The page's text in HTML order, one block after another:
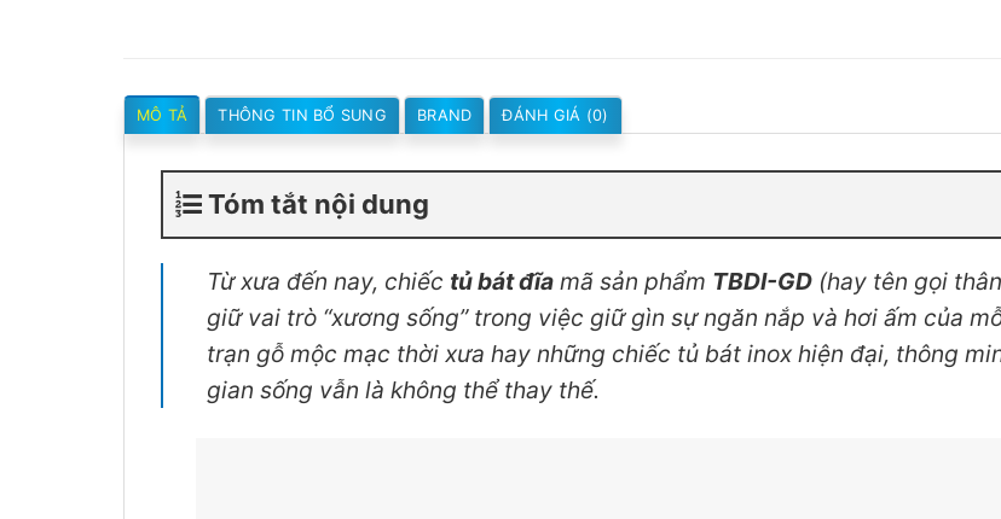
MÔ TẢ THÔNG TIN BỔ SUNG BRAND ĐÁNH GIÁ (0)
Tóm tắt nội dung
Từ xưa đến nay, chiếc tủ bát đĩa mã sản phẩm TBDI-GD (hay tên gọi
giữ vai trò “xương sống” trong việc giữ gìn sự ngăn nắp và hơi ấm của
trạn gỗ mộc mạc thời xưa hay những chiếc tủ bát inox hiện đại, thông
gian sống vẫn là không thể thay thế.